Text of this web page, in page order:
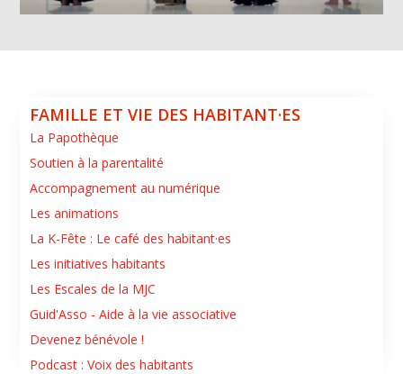
FAMILLE ET VIE DES HABITANT·ES
La Papothèque
Soutien à la parentalité
Accompagnement au numérique
Les animations
La K-Fête : Le café des habitant·es
Les initiatives habitants
Les Escales de la MJC
Guid'Asso - Aide à la vie associative
Devenez bénévole !
Podcast : Voix des habitants